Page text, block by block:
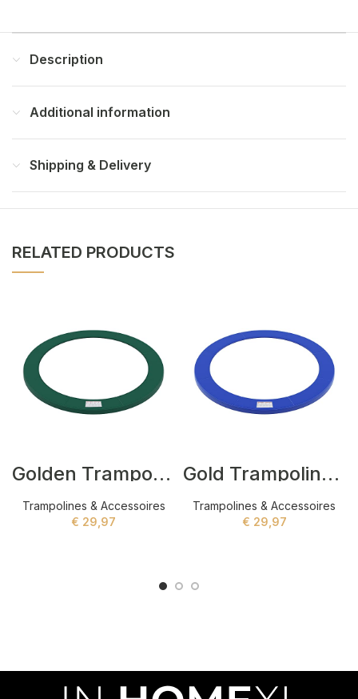
Description
Additional information
Shipping & Delivery
RELATED PRODUCTS
Golden Trampolines Groen
Trampolines & Accessoires
€ 29,97
Gold Trampolines Blauw
Trampolines & Accessoires
€ 29,97